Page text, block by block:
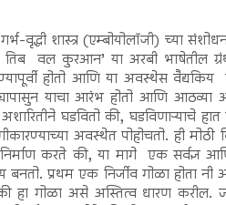
वृद्धी शास्त्र (एम्बोयोलॉजी) च्या
वल कुरआन’ या अरबी भाषेतील
होतो आणि या अवस्थेस वैद्यकिय
याचा आरंभ होतो आणि
घडवितो की, घडविणाऱ्याचे
अवस्थेत पोहोचतो. ही मोठी
निर्माण करते की, या मागे एक सर्वज्ञ
प्रथम एक निर्जीव गोळा होता
गोळा असे अस्तित्व धारण करील.